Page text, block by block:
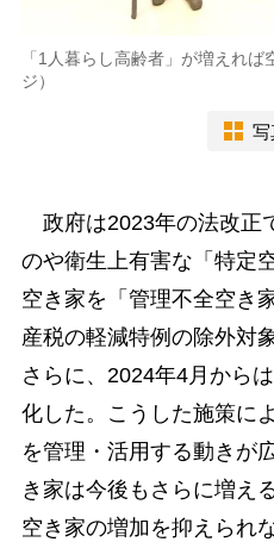
「1人暮らし高齢者」が増えれ
ジ）
写
政府は2023年の法改正
のや衛生上有害な「特定
空き家を「管理不全空き
産税の軽減特例の除外対
さらに、2024年4月から
化した。こうした施策に
を管理・活用する動きが
き家は今後もさらに増え
空き家の増加を抑えられ